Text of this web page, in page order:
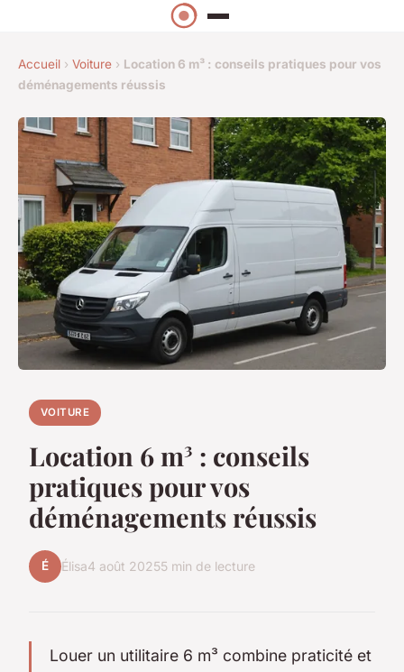
Accueil › Voiture › Location 6 m³ : conseils pratiques pour vos
déménagements réussis
VOITURE
Location 6 m³ : conseils
pratiques pour vos
déménagements réussis
É Élisa4 août 20255 min de lecture
Louer un utilitaire 6 m³ combine praticité et